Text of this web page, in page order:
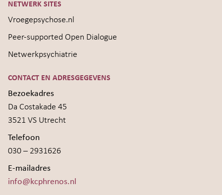
NETWERK SITES
Vroegepsychose.nl
Peer-supported Open Dialogue
Netwerkpsychiatrie
CONTACT EN ADRESGEGEVENS
Bezoekadres
Da Costakade 45
3521 VS Utrecht
Telefoon
030 – 2931626
E-mailadres
info@kcphrenos.nl